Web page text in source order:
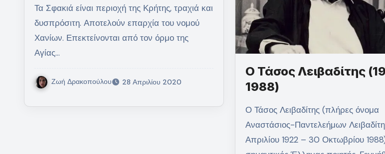
Τα Σφακιά είναι περιοχή της Κρήτης, τραχιά και
δυσπρόσιτη. Αποτελούν επαρχία του νομού
Χανίων. Επεκτείνονται από τον όρμο της
Αγίας…
Ζωή Δρακοπούλου 28 Απριλίου 2020
Ο Τάσος Λειβαδίτης
1988)
Ο Τάσος Λειβαδίτης (πλήρες όνομα
Αναστάσιος-Παντελεήμων
Απριλίου 1922 – 30 Οκτωβρίου